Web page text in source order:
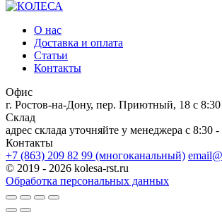
О нас
Доставка и оплата
Статьи
Контакты
Офис
г. Ростов-на-Дону, пер. Приютный, 18 c
Склад
адрес склада уточняйте у менеджера c 8:30 -
Контакты
+7 (863) 209 82 99 (многоканальный)
© 2019 - 2026 kolesa-rst.ru
Обработка персональных данных